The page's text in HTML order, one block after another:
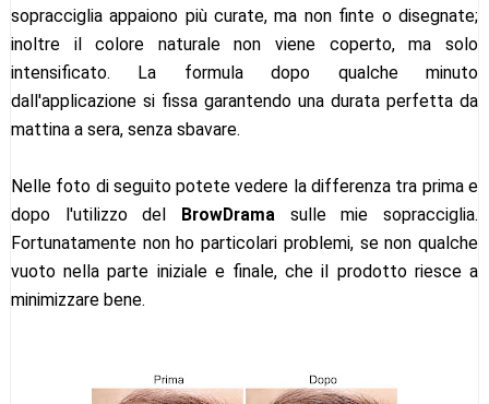
sopracciglia appaiono più curate, ma non finte o disegnate;
inoltre il colore naturale non viene coperto, ma solo
intensificato. La formula dopo qualche minuto
dall'applicazione si fissa garantendo una durata perfetta da
mattina a sera, senza sbavare.
Nelle foto di seguito potete vedere la differenza tra prima e
dopo l'utilizzo del
BrowDrama sulle mie sopracciglia.
Fortunatamente non ho particolari problemi, se non qualche
vuoto nella parte iniziale e finale, che il prodotto riesce a
minimizzare bene.